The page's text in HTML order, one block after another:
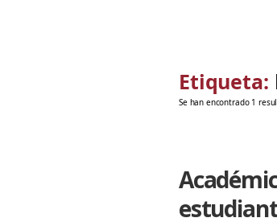
Etiqueta:
Se han encontrado 1